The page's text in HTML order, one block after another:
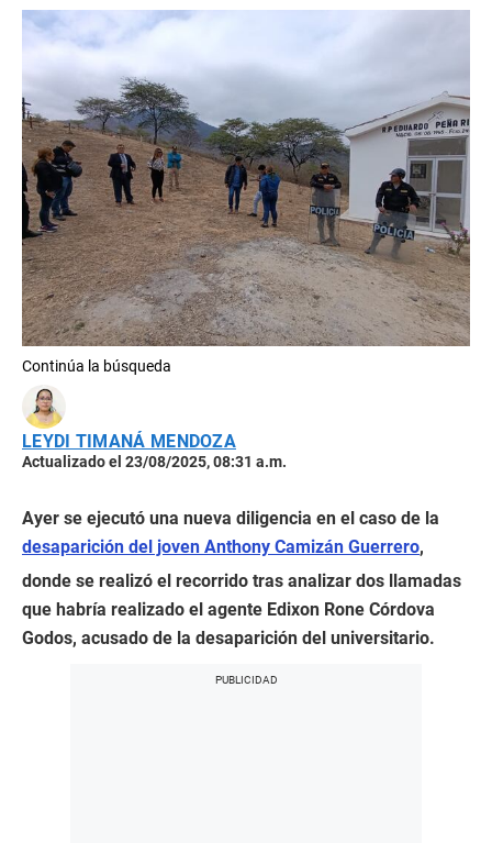
Continúa la búsqueda
LEYDI TIMANÁ MENDOZA
Actualizado el 23/08/2025, 08:31 a.m.
Ayer se ejecutó una nueva diligencia en el caso de la
desaparición del joven Anthony Camizán Guerrero,
donde se realizó el recorrido tras analizar dos llamadas
que habría realizado el agente Edixon Rone Córdova
Godos, acusado de la desaparición del universitario.